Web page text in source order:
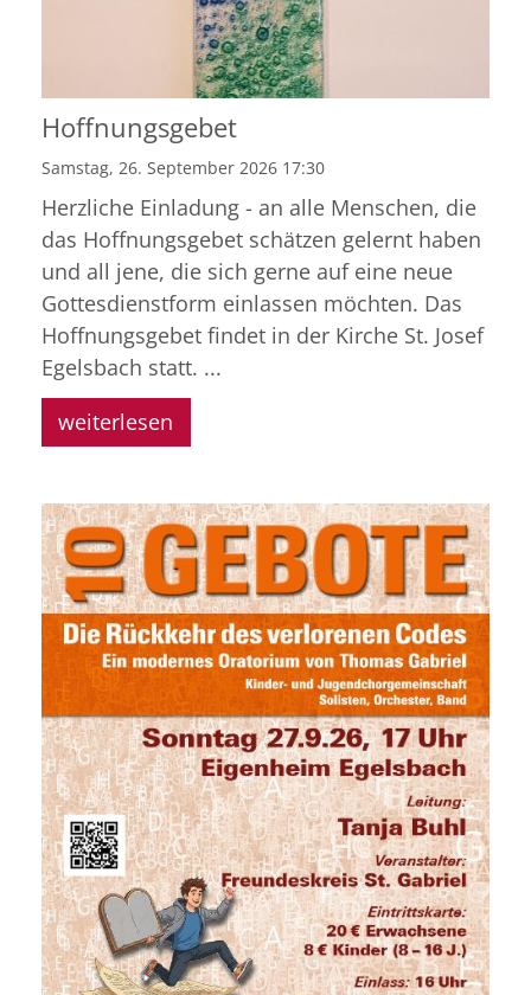
Hoffnungsgebet
Samstag, 26. September 2026 17:30
Herzliche Einladung - an alle Menschen, die
das Hoffnungsgebet schätzen gelernt haben
und all jene, die sich gerne auf eine neue
Gottesdienstform einlassen möchten. Das
Hoffnungsgebet findet in der Kirche St. Josef
Egelsbach statt. ...
weiterlesen